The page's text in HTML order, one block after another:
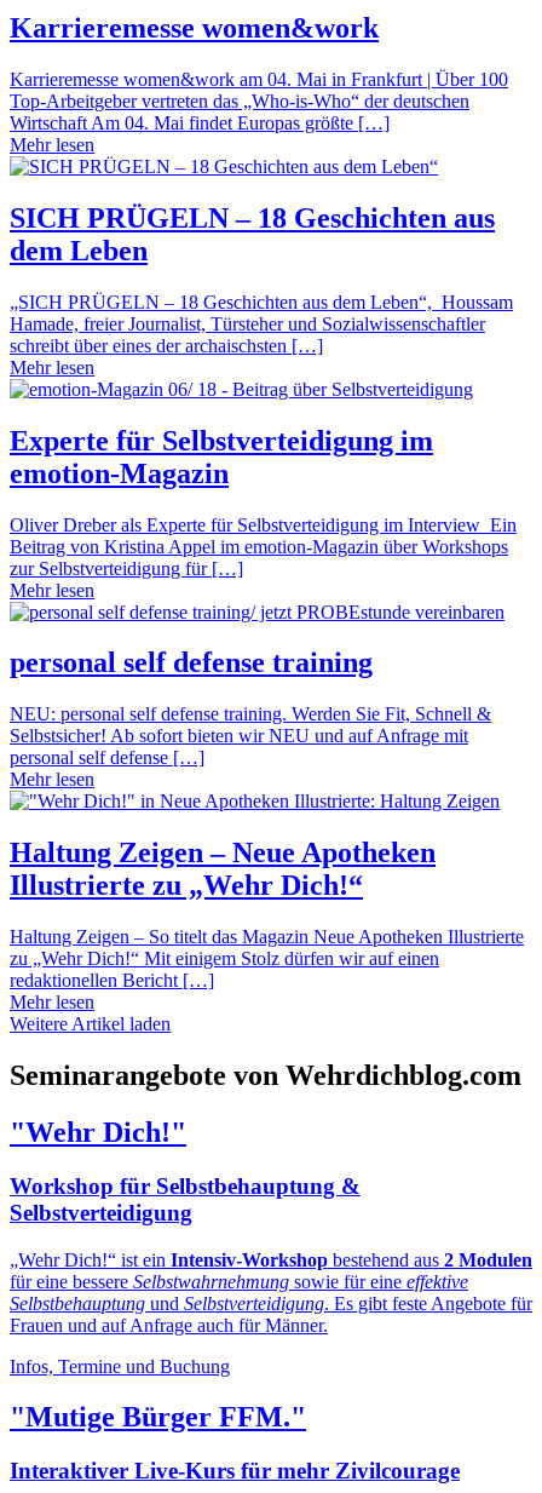
Karrieremesse women&work
Karrieremesse women&work am 04. Mai in Frankfurt | Über 100
Top-Arbeitgeber vertreten das „Who-is-Who“ der deutschen
Wirtschaft Am 04. Mai findet Europas größte […]
Mehr lesen
SICH PRÜGELN – 18 Geschichten aus
dem Leben
„SICH PRÜGELN – 18 Geschichten aus dem Leben“, Houssam
Hamade, freier Journalist, Türsteher und Sozialwissenschaftler
schreibt über eines der archaischsten […]
Mehr lesen
Experte für Selbstverteidigung im
emotion-Magazin
Oliver Dreber als Experte für Selbstverteidigung im Interview Ein
Beitrag von Kristina Appel im emotion-Magazin über Workshops
zur Selbstverteidigung für […]
Mehr lesen
personal self defense training
NEU: personal self defense training. Werden Sie Fit, Schnell &
Selbstsicher! Ab sofort bieten wir NEU und auf Anfrage mit
personal self defense […]
Mehr lesen
Haltung Zeigen – Neue Apotheken
Illustrierte zu „Wehr Dich!“
Haltung Zeigen – So titelt das Magazin Neue Apotheken Illustrierte
zu „Wehr Dich!“ Mit einigem Stolz dürfen wir auf einen
redaktionellen Bericht […]
Mehr lesen
Weitere Artikel laden
Seminarangebote von Wehrdichblog.com
"Wehr Dich!"
Workshop für Selbstbehauptung &
Selbstverteidigung
„Wehr Dich!“ ist ein Intensiv-Workshop bestehend aus 2 Modulen
für eine bessere Selbstwahrnehmung sowie für eine effektive
Selbstbehauptung und Selbstverteidigung. Es gibt feste Angebote für
Frauen und auf Anfrage auch für Männer.
Infos, Termine und Buchung
"Mutige Bürger FFM."
Interaktiver Live-Kurs für mehr Zivilcourage